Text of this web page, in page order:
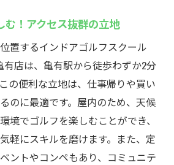
む！アクセス抜群の立地
置するインドアゴルフスクール
有店は、亀有駅から徒歩わずか2分
の便利な立地は、仕事帰りや買い
のに最適です。屋内のため、天候
境でゴルフを楽しむことができ、
軽にスキルを磨けます。また、定
ントやコンペもあり、コミュニテ